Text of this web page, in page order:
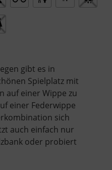
gibt es in
Spielplatz mit
auf einer Wippe zu
einer Federwippe
sich
auch einfach nur
oder probiert